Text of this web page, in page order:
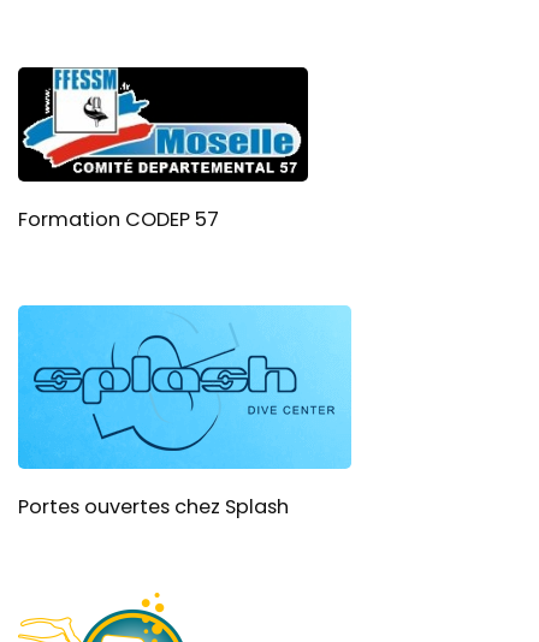
Formation CODEP 57
Portes ouvertes chez Splash